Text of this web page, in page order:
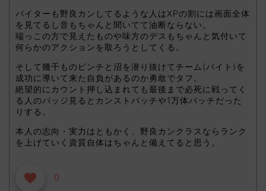
バイターも野良カンしてるような人はXPの割には画面全体
を見てるし音もちゃんと聞いてて油断ならない。
端っこの方で見えたものや味方のデスもちゃんと気付いて
何らかのアクションを取ろうとしてくる。
そして幾千ものピンチと沼を潜り抜けてチーム(バイト)を
成功に導いて来た自負があるのか勇敢でタフ。
絶望的にカウント押し込まれても最後まで必死に戦ってく
る人のバッジ見るとカンストバッチや1万体バッチだった
りする。
本人の志向・実力はともかく、野良カンクラスならランク
を上げていく資質自体はちゃんと備えてると思う。
0